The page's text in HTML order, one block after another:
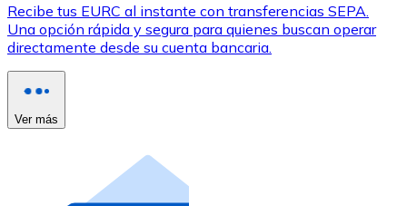
Recibe tus EURC al instante con transferencias SEPA.
Una opción rápida y segura para quienes buscan operar
directamente desde su cuenta bancaria.
Ver más